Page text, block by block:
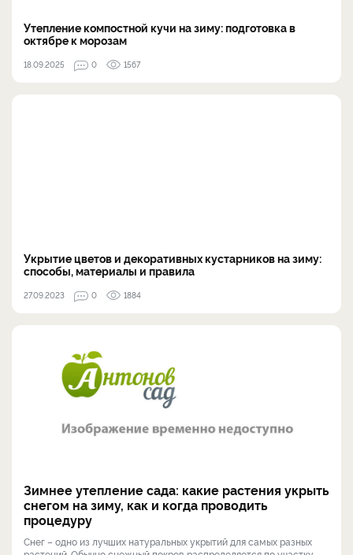
Утепление компостной кучи на зиму: подготовка в
октябре к морозам
18.09.2025 0 1567
Укрытие цветов и декоративных кустарников на зиму:
способы, материалы и правила
27.09.2023 0 1884
Зимнее утепление сада: какие растения укрыть
снегом на зиму, как и когда проводить
процедуру
Снег – одно из лучших натуральных укрытий для самых разных